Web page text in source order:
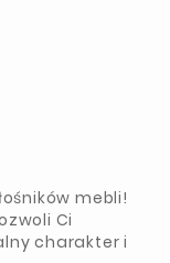
mebli!
Ci
charakter i